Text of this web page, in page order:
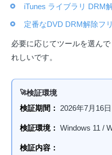
iTunes ライブラリ DRM
定番なDVD DRM解除フ
必要に応じてツールを選ん
れしいです。
検証環境
検証期間： 2026年7月16日
検証環境： Windows 11 /
検証内容：